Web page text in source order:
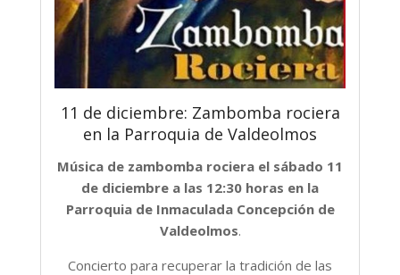
11 de diciembre: Zambomba rociera
en la Parroquia de Valdeolmos
Música de zambomba rociera el sábado 11
de diciembre a las 12:30 horas en la
Parroquia de Inmaculada Concepción de
Valdeolmos.
Concierto para recuperar la tradición de las